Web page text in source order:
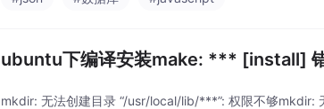
ubuntu下编译安装make: *** [install]
mkdir: 无法创建目录 “/usr/local/lib/***”: 权限不够